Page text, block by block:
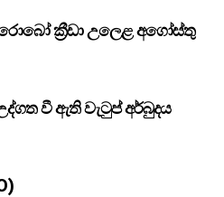
ක්‍රීඩා උලෙළ අගෝස්තු
වී ඇති වැටුප් අර්බුදය